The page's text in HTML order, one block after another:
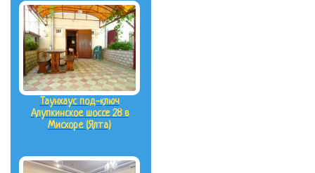
Таунхаус под-ключ
Алупкинское шоссе 28 в
Мисхоре (Ялта)